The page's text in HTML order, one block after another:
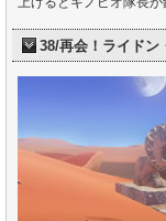
38/再会！ライドン